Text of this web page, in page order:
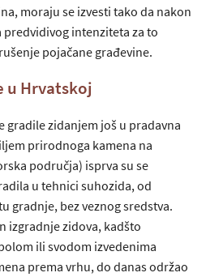
moraju se izvesti tako da nakon
intenziteta za to
pojačane građevine.
u Hrvatskoj
gradile zidanjem još u pradavna
prirodnoga kamena na
područja) isprva su se
u tehnici suhozida, od
gradnje, bez veznog sredstva.
izgradnje zidova, kadšto
ili svodom izvedenima
prema vrhu, do danas održao